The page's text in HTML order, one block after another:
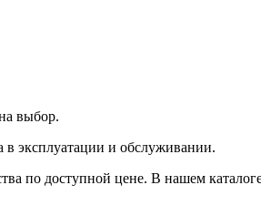
выбор.
в эксплуатации и обслуживании.
по доступной цене. В нашем